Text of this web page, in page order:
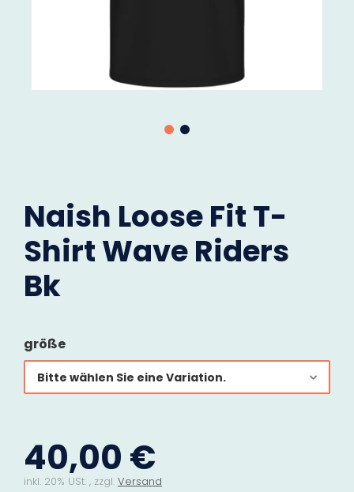
Naish Loose Fit T-
Shirt Wave Riders
Bk
größe
Bitte wählen Sie eine Variation.
40,00 €
inkl. 20% USt. , zzgl. Versand